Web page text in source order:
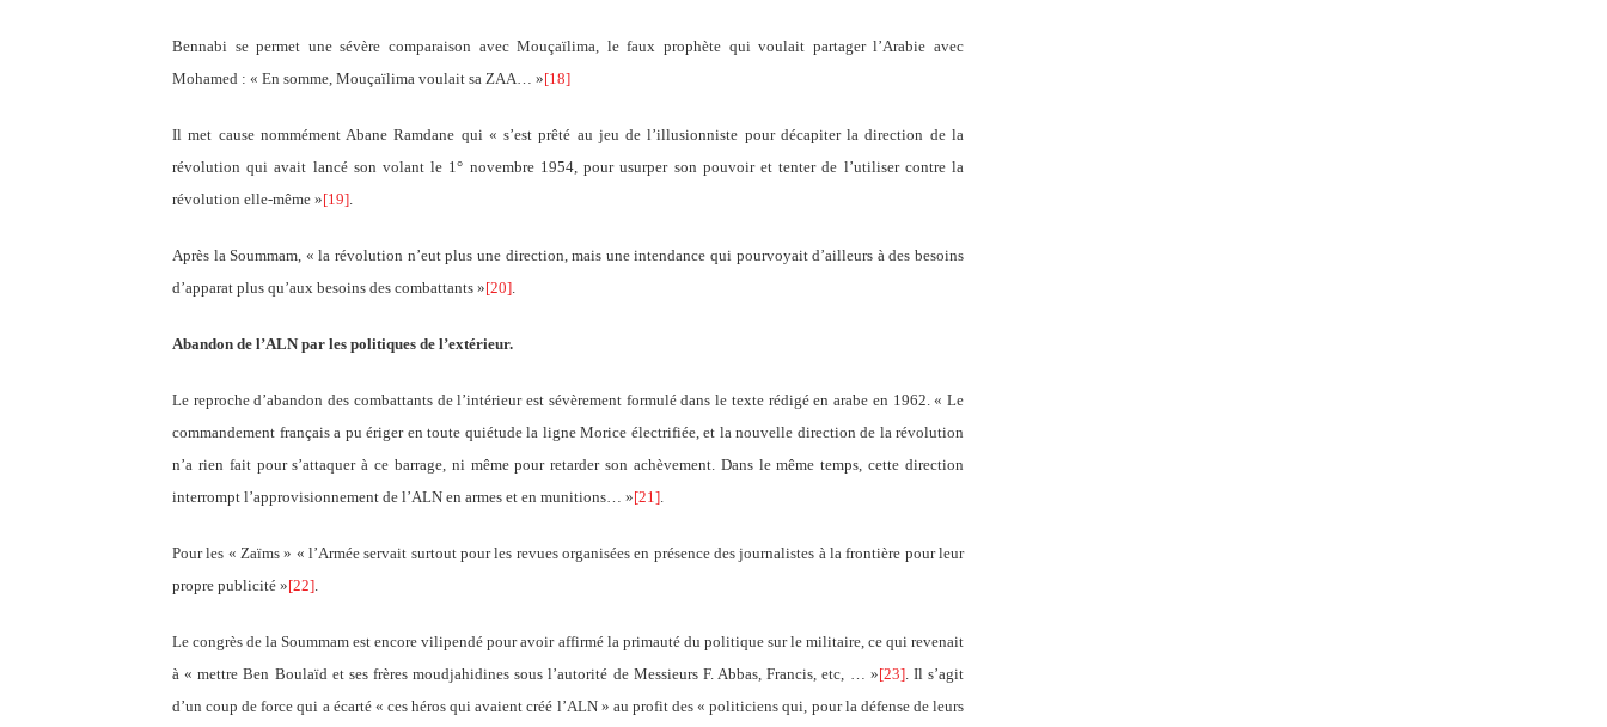
Bennabi se permet une sévère comparaison avec Mouçaïlima, le faux prophète qui voulait partager l’Arabie avec
Mohamed : « En somme, Mouçaïlima voulait sa ZAA… »[18]
Il met cause nommément Abane Ramdane qui « s’est prêté au jeu de l’illusionniste pour décapiter la direction de la
révolution qui avait lancé son volant le 1° novembre 1954, pour usurper son pouvoir et tenter de l’utiliser contre la
révolution elle-même »[19].
Après la Soummam, « la révolution n’eut plus une direction, mais une intendance qui pourvoyait d’ailleurs à des besoins
d’apparat plus qu’aux besoins des combattants »[20].
Abandon de l’ALN par les politiques de l’extérieur.
Le reproche d’abandon des combattants de l’intérieur est sévèrement formulé dans le texte rédigé en arabe en 1962. « Le
commandement français a pu ériger en toute quiétude la ligne Morice électrifiée, et la nouvelle direction de la révolution
n’a rien fait pour s’attaquer à ce barrage, ni même pour retarder son achèvement. Dans le même temps, cette direction
interrompt l’approvisionnement de l’ALN en armes et en munitions… »[21].
Pour les « Zaïms » « l’Armée servait surtout pour les revues organisées en présence des journalistes à la frontière pour leur
propre publicité »[22].
Le congrès de la Soummam est encore vilipendé pour avoir affirmé la primauté du politique sur le militaire, ce qui revenait
à « mettre Ben Boulaïd et ses frères moudjahidines sous l’autorité de Messieurs F. Abbas, Francis, etc, … »[23]. Il s’agit
d’un coup de force qui a écarté « ces héros qui avaient créé l’ALN » au profit des « politiciens qui, pour la défense de leurs